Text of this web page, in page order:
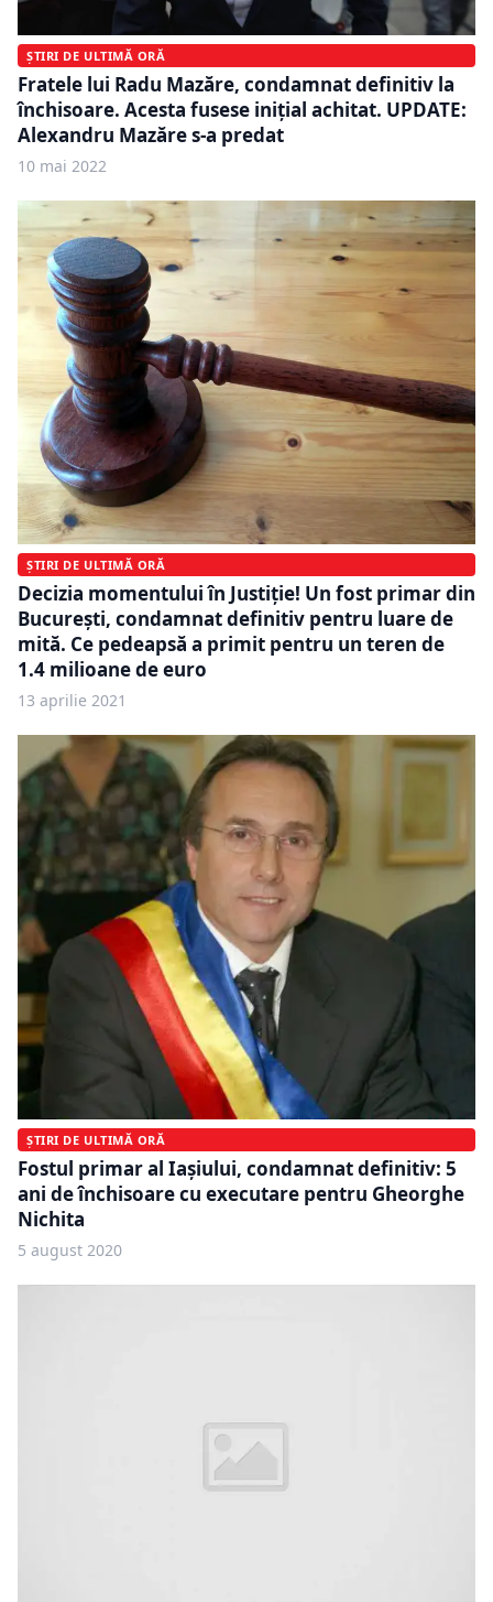
ȘTIRI DE ULTIMĂ ORĂ
Fratele lui Radu Mazăre, condamnat definitiv la
închisoare. Acesta fusese inițial achitat. UPDATE:
Alexandru Mazăre s-a predat
10 mai 2022
ȘTIRI DE ULTIMĂ ORĂ
Decizia momentului în Justiție! Un fost primar din
București, condamnat definitiv pentru luare de
mită. Ce pedeapsă a primit pentru un teren de
1.4 milioane de euro
13 aprilie 2021
ȘTIRI DE ULTIMĂ ORĂ
Fostul primar al Iașiului, condamnat definitiv: 5
ani de închisoare cu executare pentru Gheorghe
Nichita
5 august 2020